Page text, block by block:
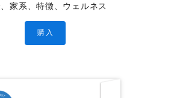
家系、特徴、ウェルネス
購入